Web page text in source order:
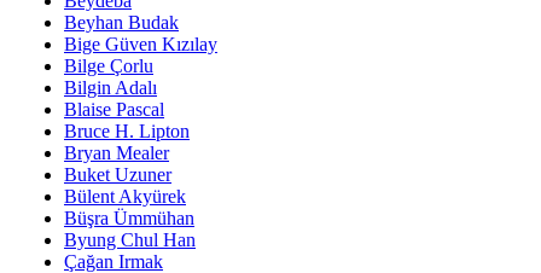
Beyhan Budak
Bige Güven Kızılay
Bilge Çorlu
Bilgin Adalı
Blaise Pascal
Bruce H. Lipton
Bryan Mealer
Buket Uzuner
Bülent Akyürek
Büşra Ümmühan
Byung Chul Han
Çağan Irmak